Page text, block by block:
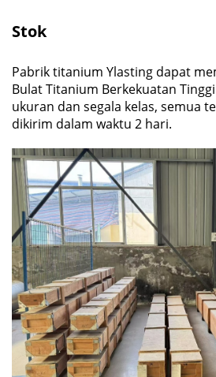
Stok
Pabrik titanium Ylasting dapat
Bulat Titanium Berkekuatan
ukuran dan segala kelas, semua
dikirim dalam waktu 2 hari.